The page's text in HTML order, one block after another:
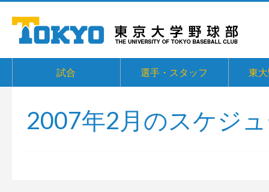
試合 選手・スタッフ 東
2007年2月のスケジ